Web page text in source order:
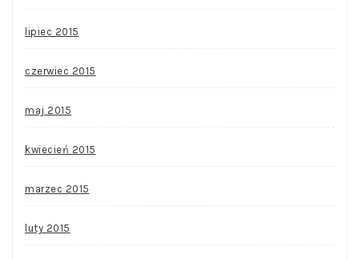
lipiec 2015
czerwiec 2015
maj 2015
kwiecień 2015
marzec 2015
luty 2015